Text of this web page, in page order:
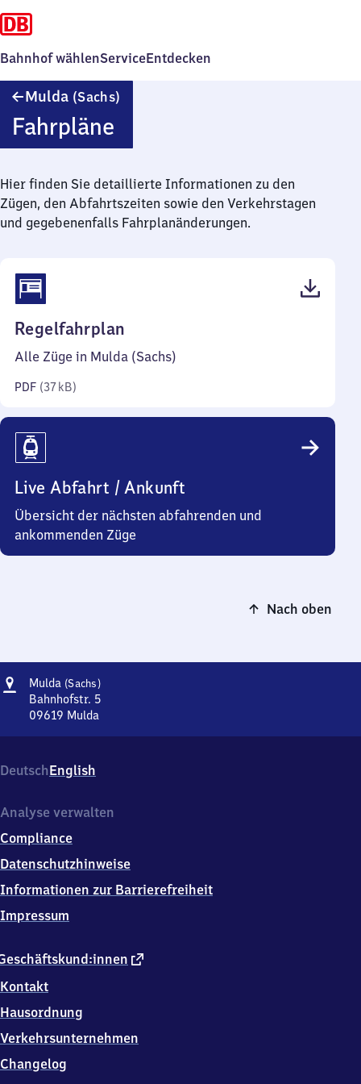
Bahnhof wählenServiceEntdecken
Mulda (Sachs)
Fahrpläne
Hier finden Sie detaillierte Informationen zu den
Zügen, den Abfahrtszeiten sowie den Verkehrstagen
und gegebenenfalls Fahrplanänderungen.
Regelfahrplan
37
Alle Züge in Mulda (Sachs)
PDF (37 kB)
Live Abfahrt / Ankunft
Übersicht der nächsten abfahrenden und
ankommenden Züge
Nach oben
Adresse
Mulda (Sachs)Mulda
(Sachsen)
Bahnhofstr. 5
09619 Mulda
Bahnhofstr.
5,
9
1
9
DeutschEnglish
externer
Kontakt
Hausordnung
Verkehrsunternehmen
Changelog
Analyse verwalten
Compliance
Datenschutzhinweise
Informationen zur Barrierefreiheit
Impressum